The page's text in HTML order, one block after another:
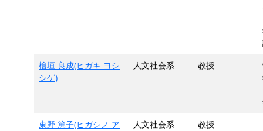
檜垣 良成(ヒガキ ヨシ
シゲ)
人文社会系 教授
東野 篤子(ヒガシノ ア
人文社会系 教授